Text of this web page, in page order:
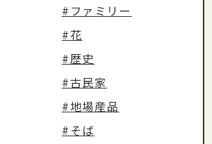
#ファミリー
#花
#歴史
#古民家
#地場産品
#そば